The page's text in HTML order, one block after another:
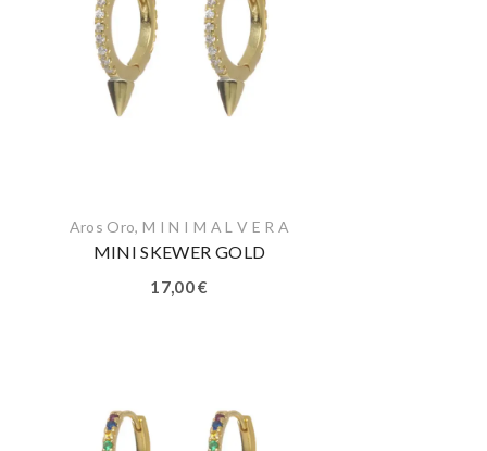
Aros Oro,M I N I M A L V E R A
MINI SKEWER GOLD
17,00€